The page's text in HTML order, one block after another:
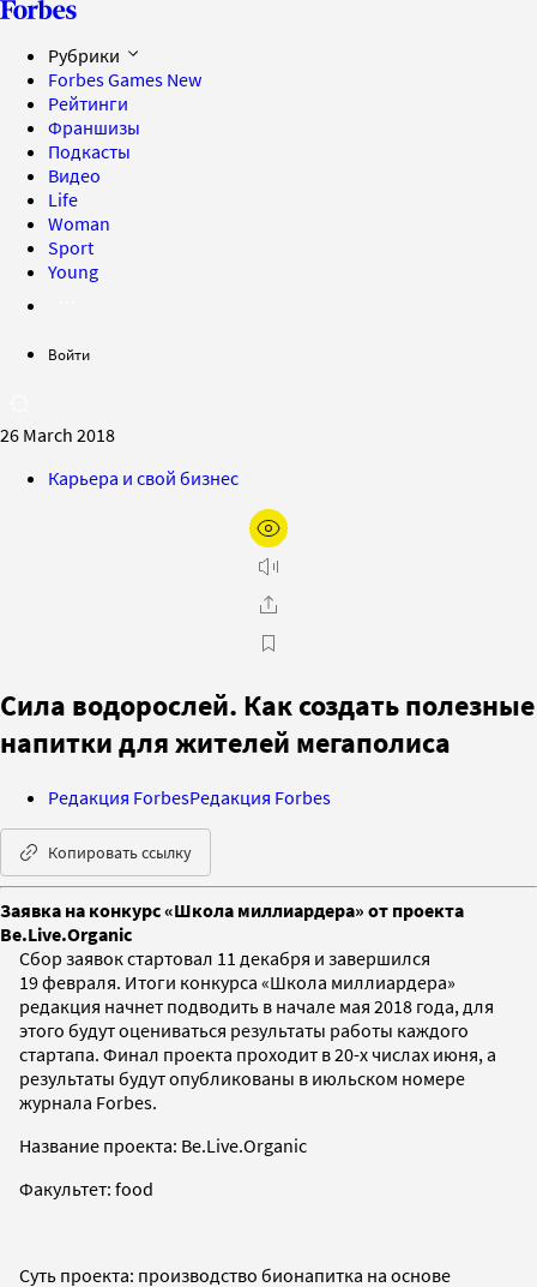
Рубрики
Forbes Games New
Рейтинги
Франшизы
Подкасты
Видео
Life
Woman
Sport
Young
Войти
26 March 2018
Карьера и свой бизнес
Сила водорослей. Как создать полезные
напитки для жителей мегаполиса
Редакция ForbesРедакция Forbes
Копировать ссылку
Заявка на конкурс «Школа миллиардера» от проекта
Be.Live.Organic
Сбор заявок стартовал 11 декабря и завершился
19 февраля. Итоги конкурса «Школа миллиардера»
редакция начнет подводить в начале мая 2018 года, для
этого будут оцениваться результаты работы каждого
стартапа. Финал проекта проходит в 20-х числах июня, а
результаты будут опубликованы в июльском номере
журнала Forbes.
Название проекта: Be.Live.Organic
Факультет: food
Суть проекта: производство бионапитка на основе